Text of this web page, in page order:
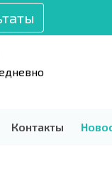
Контакты